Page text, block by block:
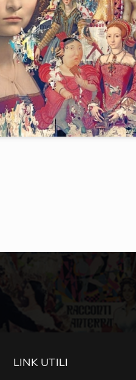
LINK UTILI